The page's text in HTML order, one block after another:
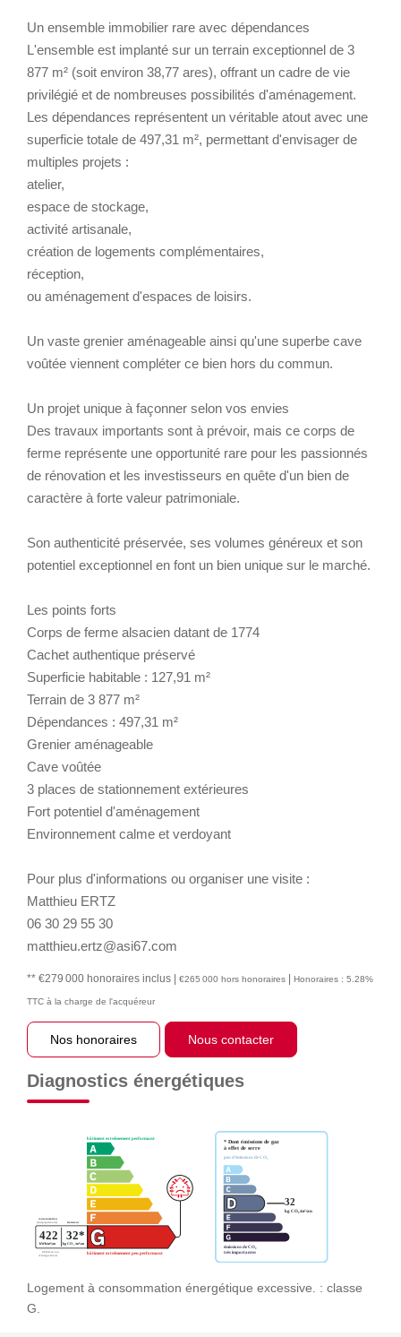
Un ensemble immobilier rare avec dépendances
L'ensemble est implanté sur un terrain exceptionnel de 3
877 m² (soit environ 38,77 ares), offrant un cadre de vie
privilégié et de nombreuses possibilités d'aménagement.
Les dépendances représentent un véritable atout avec une
superficie totale de 497,31 m², permettant d'envisager de
multiples projets :
atelier,
espace de stockage,
activité artisanale,
création de logements complémentaires,
réception,
ou aménagement d'espaces de loisirs.
Un vaste grenier aménageable ainsi qu'une superbe cave
voûtée viennent compléter ce bien hors du commun.
Un projet unique à façonner selon vos envies
Des travaux importants sont à prévoir, mais ce corps de
ferme représente une opportunité rare pour les passionnés
de rénovation et les investisseurs en quête d'un bien de
caractère à forte valeur patrimoniale.
Son authenticité préservée, ses volumes généreux et son
potentiel exceptionnel en font un bien unique sur le marché.
Les points forts
Corps de ferme alsacien datant de 1774
Cachet authentique préservé
Superficie habitable : 127,91 m²
Terrain de 3 877 m²
Dépendances : 497,31 m²
Grenier aménageable
Cave voûtée
3 places de stationnement extérieures
Fort potentiel d'aménagement
Environnement calme et verdoyant
Pour plus d'informations ou organiser une visite :
Matthieu ERTZ
06 30 29 55 30
matthieu.ertz@asi67.com
** €279 000 honoraires inclus | €265 000 hors honoraires | Honoraires : 5.28%
TTC à la charge de l'acquéreur
Nos honoraires Nous contacter
Diagnostics énergétiques
Logement à consommation énergétique excessive. : classe
G.